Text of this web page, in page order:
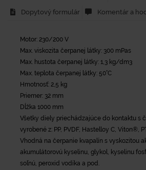
Dopytový formulár Komentár a
Motor: 230/200 V
Max. viskozita čerpanej látky: 300 mPas
Max. hustota čerpanej látky: 1,3 kg/dm3
Max. teplota čerpanej látky: 50°C
Hmotnosť: 2,5 kg
Priemer: 32 mm
Dĺžka 1000 mm
Všetky diely priechádzajúce do kontaktu s
vyrobené z: PP, PVDF, Hastelloy C, Viton®,
Vhodná na čerpanie kvapalín s vyskozitou
akumulátorovú kyselinu, glykol, kyselinu
soľnú, peroxid vodíka a pod.